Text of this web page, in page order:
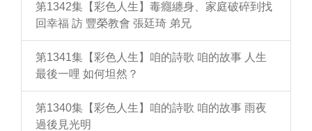
第1342集【彩色人生】毒癮纏身、家庭破碎到找
回幸福 訪 豐榮教會 張廷琦 弟兄
第1341集【彩色人生】咱的詩歌 咱的故事 人生
最後一哩 如何坦然？
第1340集【彩色人生】咱的詩歌 咱的故事 雨夜
過後見光明